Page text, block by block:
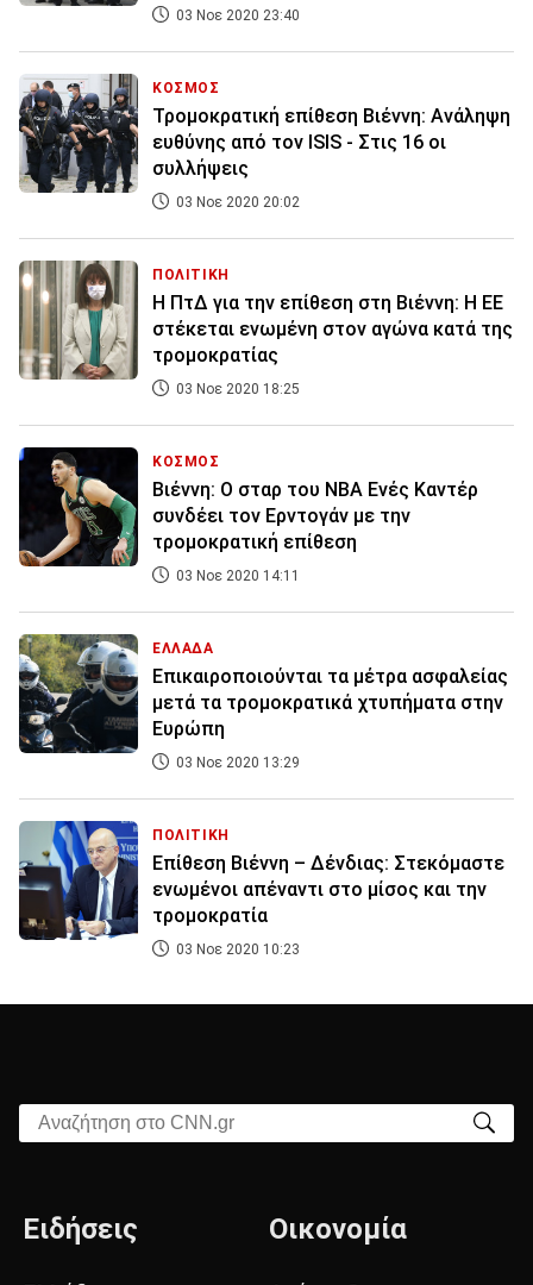
03 Νοε 2020 23:40
ΚΟΣΜΟΣ
Τρομοκρατική επίθεση Βιέννη: Ανάληψη
ευθύνης από τον ISIS - Στις 16 οι
συλλήψεις
03 Νοε 2020 20:02
ΠΟΛΙΤΙΚΗ
Η ΠτΔ για την επίθεση στη Βιέννη: Η ΕΕ
στέκεται ενωμένη στον αγώνα κατά της
τρομοκρατίας
03 Νοε 2020 18:25
ΚΟΣΜΟΣ
Βιέννη: Ο σταρ του NBA Ενές Καντέρ
συνδέει τον Ερντογάν με την
τρομοκρατική επίθεση
03 Νοε 2020 14:11
ΕΛΛΑΔΑ
Επικαιροποιούνται τα μέτρα ασφαλείας
μετά τα τρομοκρατικά χτυπήματα στην
Ευρώπη
03 Νοε 2020 13:29
ΠΟΛΙΤΙΚΗ
Επίθεση Βιέννη – Δένδιας: Στεκόμαστε
ενωμένοι απέναντι στο μίσος και την
τρομοκρατία
03 Νοε 2020 10:23
Αναζήτηση στο CNN.gr
Ειδήσεις Οικονομία